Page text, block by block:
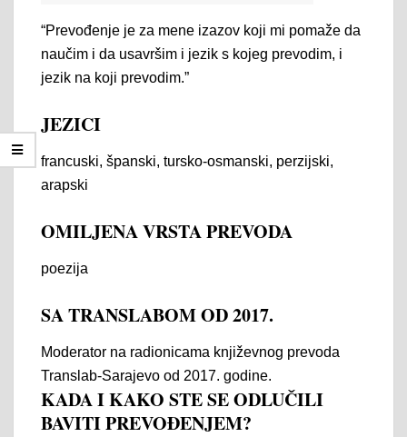
“Prevođenje je za mene izazov koji mi pomaže da
naučim i da usavršim i jezik s kojeg prevodim, i
jezik na koji prevodim.”
JEZICI
francuski, španski, tursko-osmanski, perzijski,
arapski
OMILJENA VRSTA PREVODA
poezija
SA TRANSLABOM OD 2017.
Moderator na radionicama književnog prevoda
Translab-Sarajevo od 2017. godine.
KADA I KAKO STE SE ODLUČILI
BAVITI PREVOÐENJEM?